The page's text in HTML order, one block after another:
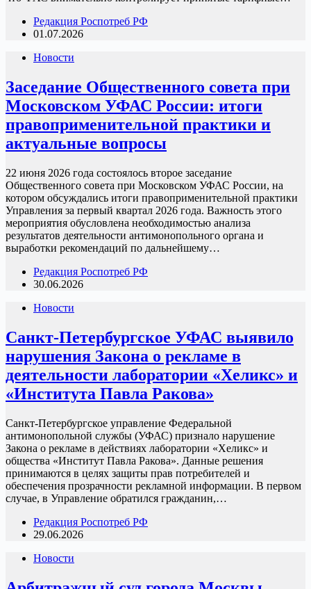
Редакция Роспотреб РФ
01.07.2026
Новости
Заседание Общественного совета при
Московском УФАС России: итоги
правоприменительной практики и
актуальные вопросы
22 июня 2026 года состоялось второе заседание
Общественного совета при Московском УФАС России, на
котором обсуждались итоги правоприменительной практики
Управления за первый квартал 2026 года. Важность этого
мероприятия обусловлена необходимостью анализа
результатов деятельности антимонопольного органа и
выработки рекомендаций по дальнейшему…
Редакция Роспотреб РФ
30.06.2026
Новости
Санкт-Петербургское УФАС выявило
нарушения Закона о рекламе в
деятельности лаборатории «Хеликс» и
«Института Павла Ракова»
Санкт-Петербургское управление Федеральной
антимонопольной службы (УФАС) признало нарушение
Закона о рекламе в действиях лаборатории «Хеликс» и
общества «Институт Павла Ракова». Данные решения
принимаются в целях защиты прав потребителей и
обеспечения прозрачности рекламной информации. В первом
случае, в Управление обратился гражданин,…
Редакция Роспотреб РФ
29.06.2026
Новости